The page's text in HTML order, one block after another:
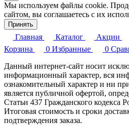
Мы используем файлы cookie.
сайтом, вы соглашаетесь с их
Принять
Главная Каталог Акции
Корзина
0 Избранные 0
Данный интернет-сайт носит
информационный характер, вся
ознакомительный характер и ни
является публичной офертой,
Статьи 437 Гражданского кодекса
Итоговая стоимость и сроки
подтверждения заказа.